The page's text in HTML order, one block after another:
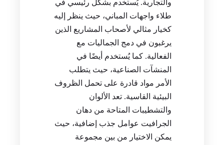
والتجارية. يُستخدم بشكل رئيسي في
طلاء واجهات المباني، حيث ينظر إليه
كخيار مثالي لأصحاب المشاريع الذين
يرغبون في دمج الجماليات مع
الفعالية. كما يُستخدم أيضًا في
المنشآت الصناعية، حيث يتطلب
الأمر مواد قادرة على تحمل الظروف
البيئية القاسية. تعد الألوان
والتشطيبات المتاحة من دهان
الجرافيت عوامل جذب إضافية، حيث
يمكن الاختيار من بين مجموعة